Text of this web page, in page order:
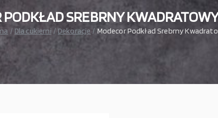
PODKŁAD SREBRNY
Dla cukierni Dekoracje Modecor Podkład Srebrny